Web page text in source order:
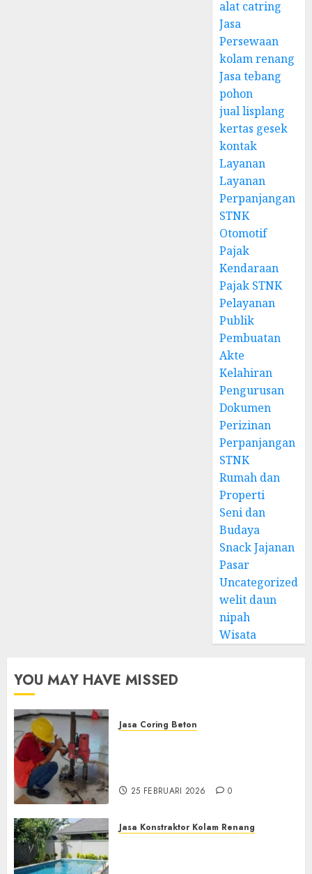
alat catring
Jasa
Persewaan
kolam renang
Jasa tebang
pohon
jual lisplang
kertas gesek
kontak
Layanan
Layanan
Perpanjangan
STNK
Otomotif
Pajak
Kendaraan
Pajak STNK
Pelayanan
Publik
Pembuatan
Akte
Kelahiran
Pengurusan
Dokumen
Perizinan
Perpanjangan
STNK
Rumah dan
Properti
Seni dan
Budaya
Snack Jajanan
Pasar
Uncategorized
welit daun
nipah
Wisata
YOU MAY HAVE MISSED
Jasa Coring Beton
25 FEBRUARI 2026 0
Jasa Konstraktor Kolam Renang